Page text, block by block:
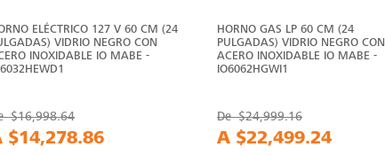
ELÉCTRICO 127 V 60 CM (24
VIDRIO NEGRO CON
INOXIDABLE IO MABE -
$16,998.64
$14,278.86
HORNO GAS LP 60 CM (24
PULGADAS) VIDRIO NEGRO CON
ACERO INOXIDABLE IO MABE -
IO6062HGWI1
De$24,999.16
A $22,499.24